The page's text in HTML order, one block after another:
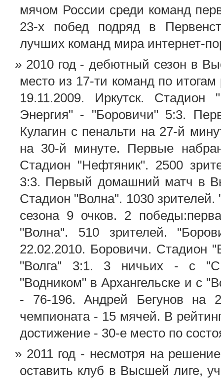
мячом России среди команд
23-х побед подряд в
лучших команд мира интернет-
2010 год - дебютный сезон в
место из 17-ти команд по
19.11.2009. Иркутск. Стадион
Энергия" - "Боровичи" 5:3.
Кулагин с пенальти на 27-й
на 30-й минуте. Первые
Стадион "Нефтяник". 2500
3:3. Первый домашний матч в
Стадион "Волна". 1030
сезона 9 очков. 2
"Волна". 510 зрителей.
22.02.2010. Боровичи. Стадион
"Волга" 3:1. 3 ничьих - с
"Водником" в Архангельске и с
- 76-196. Андрей Бегунов на
чемпионата - 15 мячей. В
достижение - 30-е место по
2011 год - несмотря на
оставить клуб в Высшей лиге,